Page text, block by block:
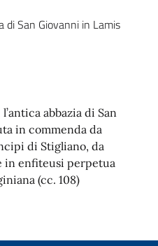
di San Giovanni in Lamis
abbazia di San
in commenda da
di Stigliano, da
in enfiteusi perpetua
(cc. 108)